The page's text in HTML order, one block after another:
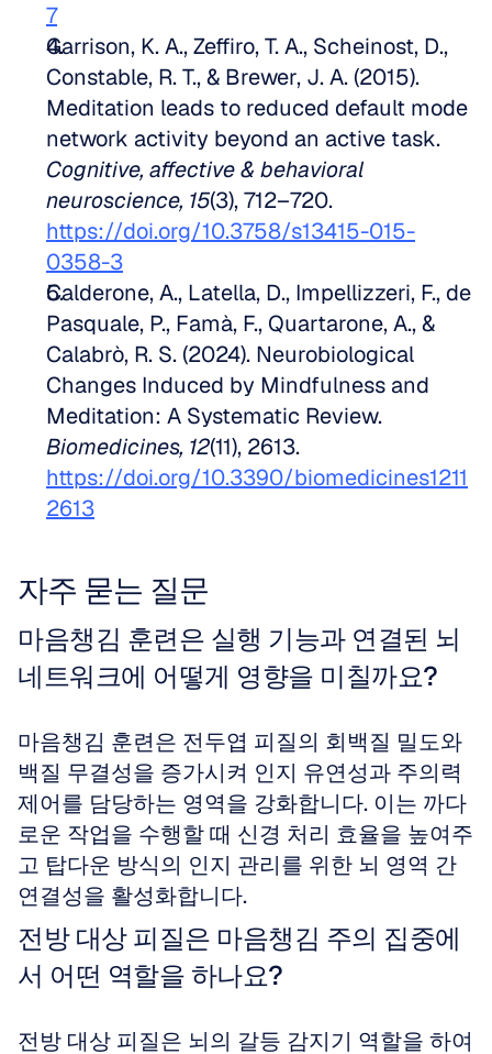
7
Garrison, K. A., Zeffiro, T. A., Scheinost, D.,
Constable, R. T., & Brewer, J. A. (2015).
Meditation leads to reduced default mode
Cognitive, affective & behavioral
neuroscience, 15
https://doi.org/10.3758/s13415-015-
0358-3
Calderone, A., Latella, D., Impellizzeri, F., de
Pasquale, P., Famà, F., Quartarone, A., &
Calabrò, R. S. (2024). Neurobiological
Changes Induced by Mindfulness and
Biomedicines, 12
https://doi.org/10.3390/biomedicines1211
2613
자주 묻는 질문
마음챙김 훈련은 실행 기능과 연결된 뇌
네트워크에 어떻게 영향을 미칠까요?
마음챙김 훈련은 전두엽 피질의 회백질 밀도와
백질 무결성을 증가시켜 인지 유연성과 주의력
제어를 담당하는 영역을 강화합니다. 이는 까다
로운 작업을 수행할 때 신경 처리 효율을 높여주
고 탑다운 방식의 인지 관리를 위한 뇌 영역 간
연결성을 활성화합니다.
전방 대상 피질은 마음챙김 주의 집중에
서 어떤 역할을 하나요?
전방 대상 피질은 뇌의 갈등 감지기 역할을 하여